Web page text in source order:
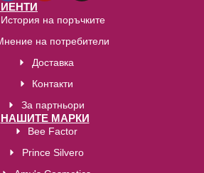
История на поръчките
на потребители
Доставка
Контакти
За партньори
НАШИТЕ МАРКИ
Bee Factor
Prince Silvero